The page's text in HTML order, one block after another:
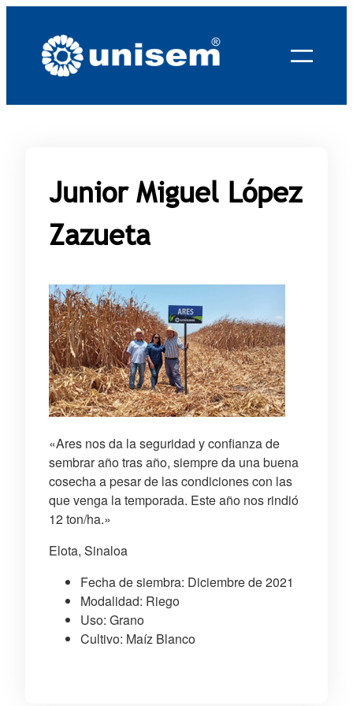
contenido
Junior Miguel López
Zazueta
«Ares nos da la seguridad y confianza de
sembrar año tras año, siempre da una buena
cosecha a pesar de las condiciones con las
que venga la temporada. Este año nos rindió
12 ton/ha.»
Elota, Sinaloa
Fecha de siembra: Diciembre de 2021
Modalidad: Riego
Uso: Grano
Cultivo: Maíz Blanco